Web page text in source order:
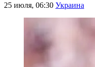
25 июля, 06:30 Украина